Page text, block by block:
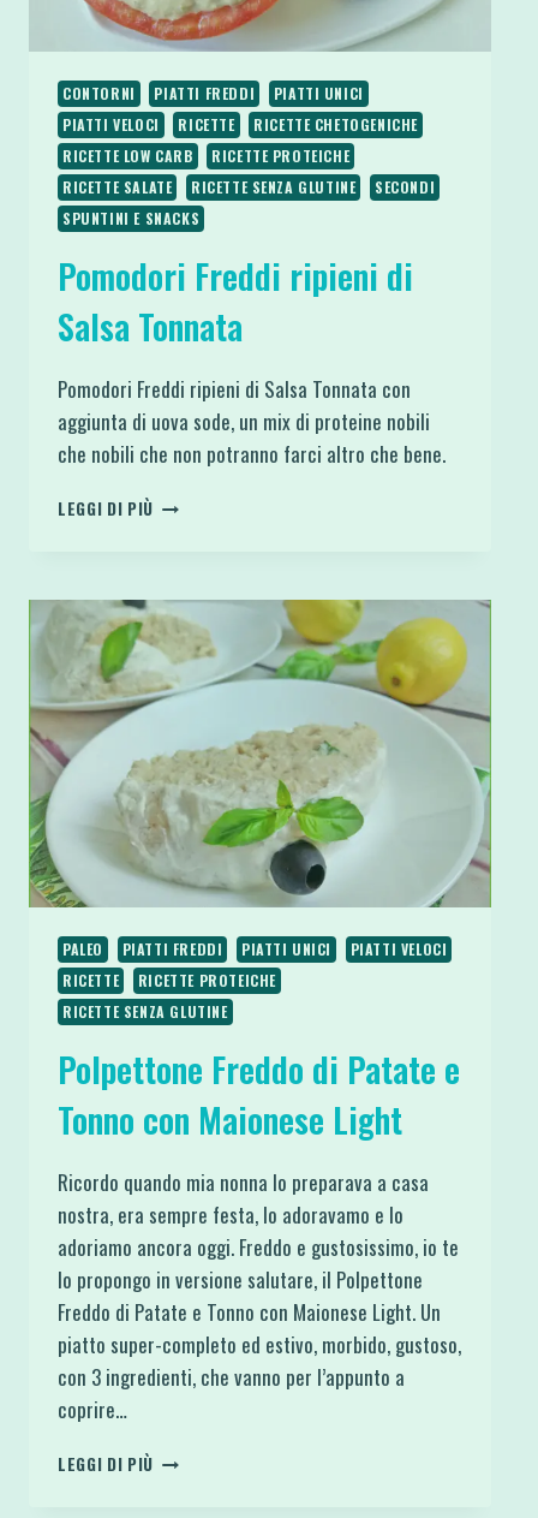
CONTORNI PIATTI FREDDI
PIATTI UNICI
PIATTI VELOCI
RICETTE
RICETTE CHETOGENICHE
RICETTE LOW CARB
RICETTE PROTEICHE
RICETTE SALATE
RICETTE SENZA GLUTINE
SECONDI
SPUNTINI E SNACKS
Pomodori Freddi ripieni di
Salsa Tonnata
Pomodori Freddi ripieni di Salsa Tonnata con
aggiunta di uova sode, un mix di proteine nobili
che nobili che non potranno farci altro che bene.
LEGGI DI PIÙ POMODORI
SALSA
TONNATA
PALEO PIATTI FREDDI PIATTI UNICI
PIATTI VELOCI
RICETTE
RICETTE PROTEICHE
RICETTE SENZA GLUTINE
Polpettone Freddo di Patate e
Tonno con Maionese Light
Ricordo quando mia nonna lo preparava a casa
nostra, era sempre festa, lo adoravamo e lo
adoriamo ancora oggi. Freddo e gustosissimo, io te
lo propongo in versione salutare, il Polpettone
Freddo di Patate e Tonno con Maionese Light. Un
piatto super-completo ed estivo, morbido, gustoso,
con 3 ingredienti, che vanno per l’appunto a
coprire…
LEGGI DI PIÙ POLPETTONE